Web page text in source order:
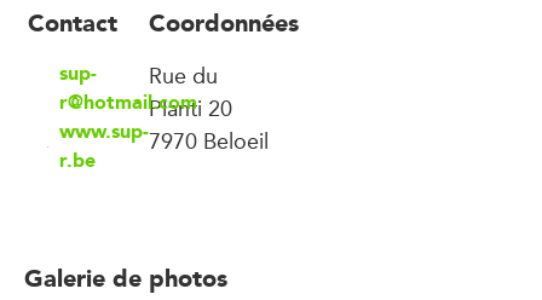
Contact
sup-
r@hotmail.com
www.sup-
r.be
Coordonnées
Rue du
Planti 20
7970 Beloeil
Galerie de photos